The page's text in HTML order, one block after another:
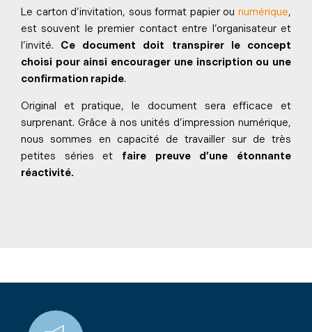
Le carton d’invitation, sous format papier ou numérique,
est souvent le premier contact entre l’organisateur et
l’invité. Ce document doit transpirer le concept
choisi pour ainsi encourager une inscription ou une
confirmation rapide.
Original et pratique, le document sera efficace et
surprenant. Grâce à nos unités d’impression numérique,
nous sommes en capacité de travailler sur de très
petites séries et faire preuve d’une étonnante
réactivité.